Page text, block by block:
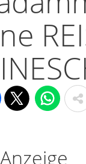
Anzeige